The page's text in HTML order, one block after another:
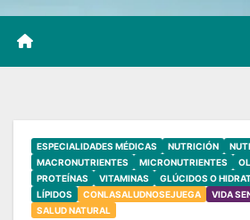
ESPECIALIDADES MÉDICAS NUTRICIÓN
MACRONUTRIENTES
MICRONUTRIENTES
PROTEÍNAS
VITAMINAS
GLÚCIDOS O
LÍPIDOS
CONLASALUDNOSEJUEGA
VIDA
SALUD NATURAL